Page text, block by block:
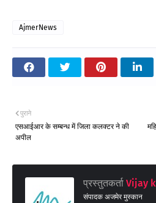
AjmerNews
पुराने
एसआईआर के सम्बन्ध में जिला कलक्टर ने की
अपील
प्रस्तुतकर्ता Vijay
संपादक अजमेर मुस्कान